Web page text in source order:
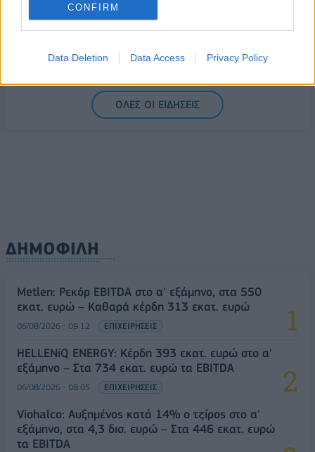
CONFIRM
Data Deletion Data Access Privacy Policy
06/08/2026 - 15:17 ΠΟΛΙΤΙΚΗ
Συνάλλαγμα: Το ευρώ υποχωρεί κατά 0,11%, στα
1,1541 δολάρια
06/08/2026 - 14:59 ΟΙΚΟΝΟΜΙΑ
ΟΛΕΣ ΟΙ ΕΙΔΗΣΕΙΣ
ΔΗΜΟΦΙΛΗ
Metlen: Ρεκόρ EBITDA στο α' εξάμηνο, στα 550
εκατ. ευρώ – Καθαρά κέρδη 313 εκατ. ευρώ
06/08/2026 - 09:12 ΕΠΙΧΕΙΡΗΣΕΙΣ
HELLENiQ ENERGY: Κέρδη 393 εκατ. ευρώ στο α'
εξάμηνο – Στα 734 εκατ. ευρώ τα EBITDA
06/08/2026 - 08:05 ΕΠΙΧΕΙΡΗΣΕΙΣ
Viohalco: Αυξημένος κατά 14% ο τζίρος στο α'
εξάμηνο, στα 4,3 δισ. ευρώ – Στα 446 εκατ. ευρώ
τα EBITDA